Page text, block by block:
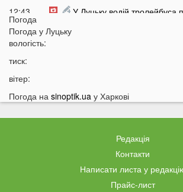
12:43
У Луцьку водій тролейбуса
12:26
12:07
загрозою
11:27
Чоловік кинув гранату в кабінет
На полігоні помер відомий
Волинян попереджають про
трасі біля Луцька
Погода
Погода у Луцьку
вологість:
тиск:
вітер:
Погода на sinoptik.ua у Харкові
Редакція
Контакти
Написати листа у
Прайс-лист